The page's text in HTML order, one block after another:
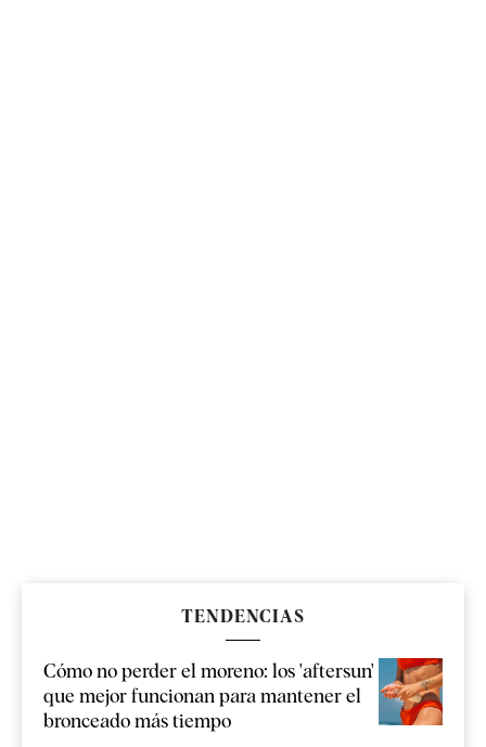
TENDENCIAS
Cómo no perder el moreno: los 'aftersun'
que mejor funcionan para mantener el
bronceado más tiempo